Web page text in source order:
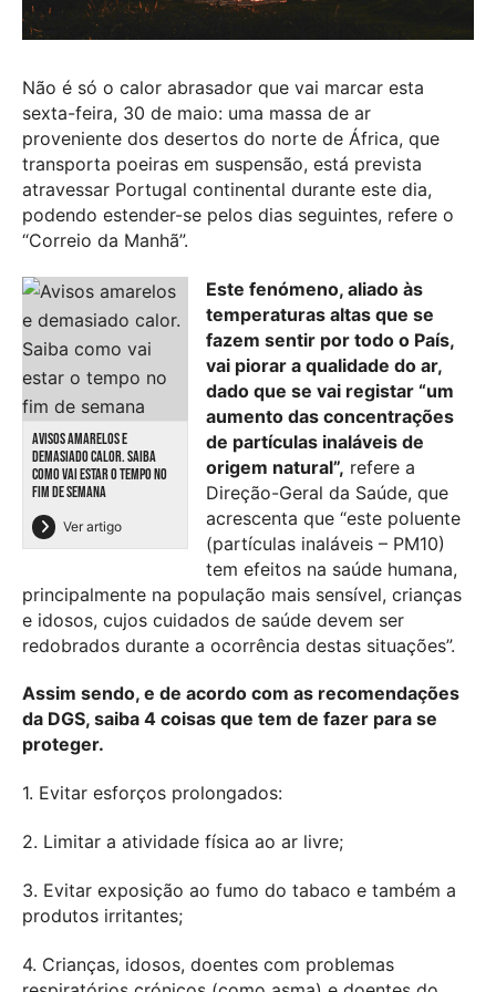
Não é só o calor abrasador que vai marcar esta
sexta-feira, 30 de maio: uma massa de ar
proveniente dos desertos do norte de África, que
transporta poeiras em suspensão, está prevista
atravessar Portugal continental durante este dia,
podendo estender-se pelos dias seguintes, refere o
“Correio da Manhã”.
AVISOS AMARELOS E
DEMASIADO CALOR. SAIBA
COMO VAI ESTAR O TEMPO NO
FIM DE SEMANA
Ver artigo
Este fenómeno, aliado às
temperaturas altas que se
fazem sentir por todo o País,
vai piorar a qualidade do ar,
dado que se vai registar “um
aumento das concentrações
de partículas inaláveis de
origem natural”, refere a
Direção-Geral da Saúde, que
acrescenta que “este poluente
(partículas inaláveis – PM10)
tem efeitos na saúde humana,
principalmente na população mais sensível, crianças
e idosos, cujos cuidados de saúde devem ser
redobrados durante a ocorrência destas situações”.
Assim sendo, e de acordo com as recomendações
da DGS, saiba 4 coisas que tem de fazer para se
proteger.
1. Evitar esforços prolongados:
2. Limitar a atividade física ao ar livre;
3. Evitar exposição ao fumo do tabaco e também a
produtos irritantes;
4. Crianças, idosos, doentes com problemas